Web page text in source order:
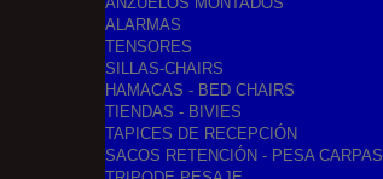
ALARMAS
TENSORES
SILLAS-CHAIRS
HAMACAS - BED CHAIRS
TIENDAS - BIVIES
TAPICES DE RECEPCIÓN
SACOS RETENCIÓN - PESA CARPAS